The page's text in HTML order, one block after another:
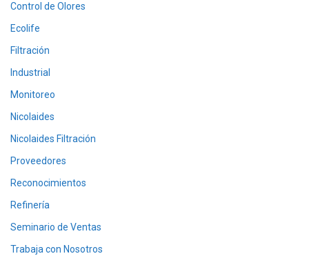
Control de Olores
Ecolife
Filtración
Industrial
Monitoreo
Nicolaides
Nicolaides Filtración
Proveedores
Reconocimientos
Refinería
Seminario de Ventas
Trabaja con Nosotros